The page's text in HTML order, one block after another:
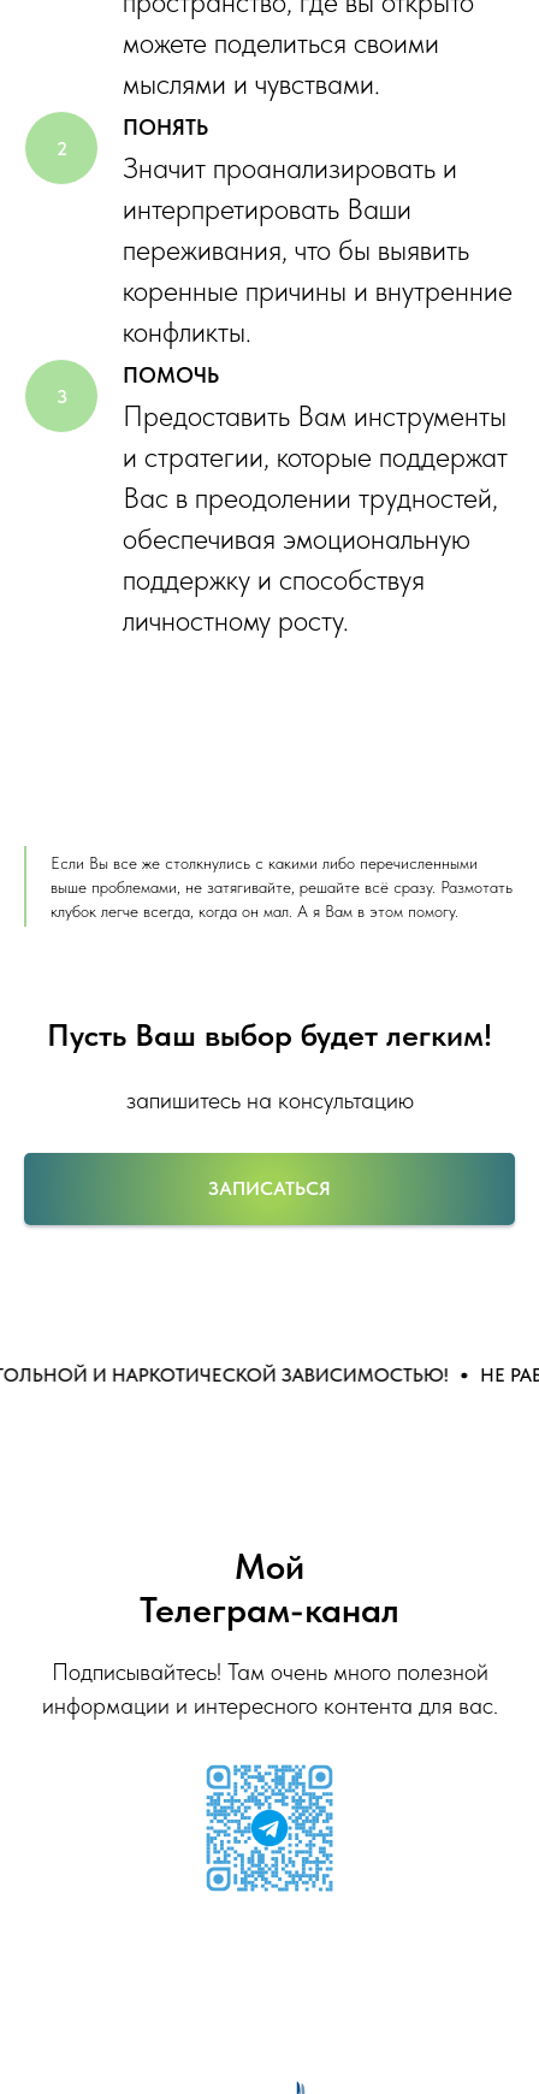
можете поделиться своими
мыслями и чувствами.
ПОНЯТЬ
Значит проанализировать и
интерпретировать Ваши
переживания, что бы выявить
коренные причины и внутренние
конфликты.
ПОМОЧЬ
Предоставить Вам инструменты
и стратегии, которые поддержат
Вас в преодолении трудностей,
обеспечивая эмоциональную
поддержку и способствуя
личностному росту.
Если Вы все же столкнулись с какими либо перечисленными
выше проблемами, не затягивайте, решайте всё сразу. Размотать
клубок легче всегда, когда он мал. А я Вам в этом помогу.
Пусть Ваш выбор будет легким!
запишитесь на консультацию
ЗАПИСАТЬСЯ
И НАРКОТИЧЕСКОЙ ЗАВИСИМОСТЬЮ! НЕ
Мой
Телеграм-канал
Подписывайтесь! Там очень много полезной
информации и интересного контента для вас.